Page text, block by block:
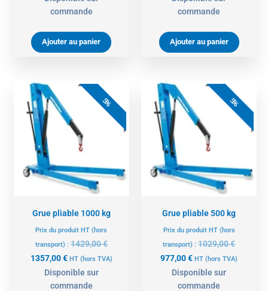
commande
Ajouter au panier
commande
Ajouter au panier
5%
Grue pliable 1000 kg
Prix du produit HT (hors
transport) : 1429,00€
prix
initial
était :
1357,00€
actuel
est :
1357,00 €.
HT (hors TVA)
Disponible sur
commande
5%
Grue pliable 500 kg
Prix du produit HT (hors
transport) :1029,00€
prix
initial
était :
977,00€
actuel
est :
977,00 €.
HT (hors TVA)
Disponible sur
commande